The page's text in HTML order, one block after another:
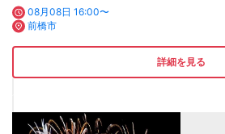
08月08日 16:00〜
前橋市
詳細を見る